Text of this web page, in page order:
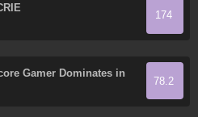
174
Gamer Dominates in
Balancing
78.2